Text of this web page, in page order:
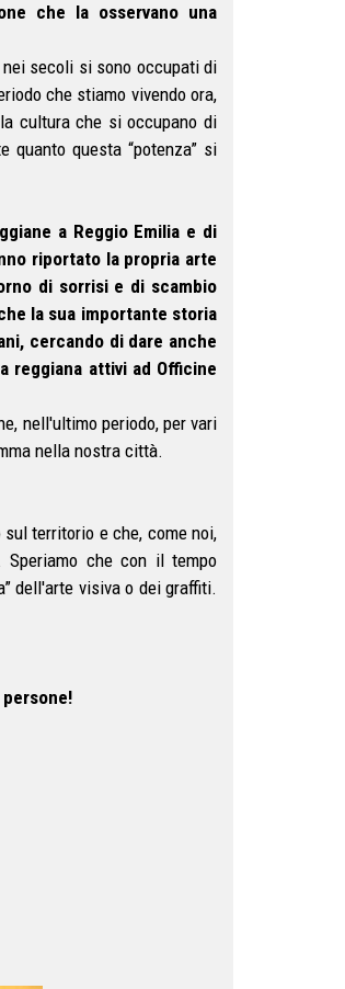
che la osservano una
secoli si sono occupati di
che stiamo vivendo ora,
cultura che si occupano di
questa “potenza” si
a Reggio Emilia e di
riportato la propria arte
di sorrisi e di scambio
la sua importante storia
cercando di dare anche
reggiana attivi ad Officine
nell'ultimo periodo, per vari
nella nostra città.
territorio e che, come noi,
che con il tempo
dell'arte visiva o dei graffiti.